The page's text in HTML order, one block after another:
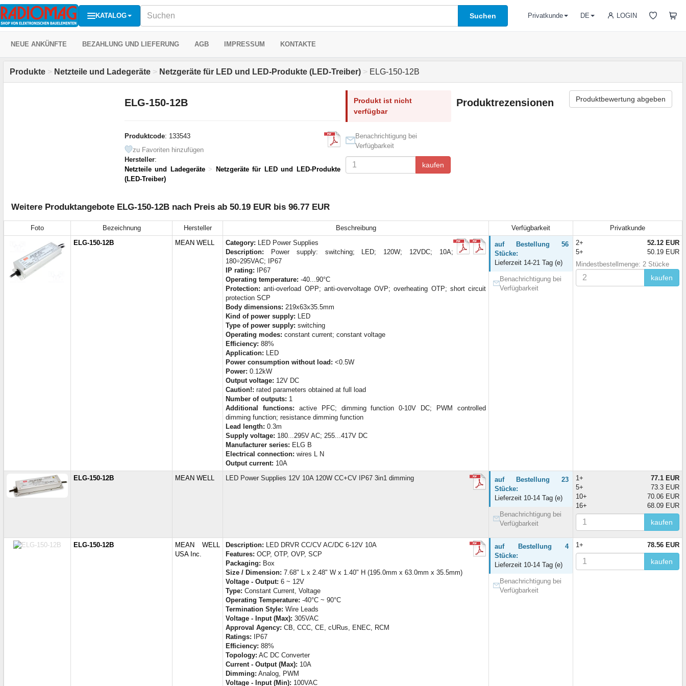
KATALOG Suchen LOGIN
Privatkunde DE
NEUE ANKÜNFTE BEZAHLUNG UND LIEFERUNG AGB IMPRESSUM KONTAKTE
Produkte > Netzteile und Ladegeräte > Netzgeräte für LED und LED-Produkte (LED-Treiber) > ELG-150-12B
ELG-150-12B
Produktcode: 133543
zu Favoriten hinzufügen
Hersteller:
Netzteile und Ladegeräte >
Netzgeräte für LED und LED-Produkte
(LED-Treiber)
Produkt ist nicht
verfügbar
Benachrichtigung bei
Verfügbarkeit
kaufen
Produktrezensionen Produktbewertung abgeben
Weitere Produktangebote ELG-150-12B nach Preis ab 50.19 EUR bis 96.77 EUR
Foto Bezeichnung Hersteller Beschreibung Verfügbarkeit
Privatkunde
ELG-150-12B
MEAN WELL Category: LED Power Supplies
Description: Power supply: switching; LED; 120W; 12VDC; 10A;
180÷295VAC; IP67
IP rating: IP67
Operating temperature: -40...90°C
Protection: anti-overload OPP; anti-overvoltage OVP; overheating OTP; short circuit
protection SCP
Body dimensions: 219x63x35.5mm
Kind of power supply: LED
Type of power supply: switching
Operating modes: constant current; constant voltage
Efficiency: 88%
Application: LED
Power consumption without load: <0.5W
Power: 0.12kW
Output voltage: 12V DC
Caution!: rated parameters obtained at full load
Number of outputs: 1
Additional functions: active PFC; dimming function 0-10V DC; PWM controlled
dimming function; resistance dimming function
Lead length: 0.3m
Supply voltage: 180...295V AC; 255...417V DC
Manufacturer series: ELG B
Electrical connection: wires L N
Output current: 10A
auf Bestellung 56
Stücke:
Lieferzeit 14-21 Tag (e)
Benachrichtigung bei
Verfügbarkeit
2+
52.12 EUR
5+
50.19 EUR
Mindestbestellmenge: 2 Stücke
kaufen
ELG-150-12B MEAN WELL LED Power Supplies 12V 10A 120W CC+CV IP67 3in1 dimming
auf Bestellung 23
Stücke:
Lieferzeit 10-14 Tag (e)
Benachrichtigung bei
Verfügbarkeit
1+
77.1 EUR
5+
73.3 EUR
10+
70.06 EUR
16+
68.09 EUR
kaufen
ELG-150-12B
MEAN WELL
USA Inc.
Description: LED DRVR CC/CV AC/DC 6-12V 10A
Features: OCP, OTP, OVP, SCP
Packaging: Box
Size / Dimension: 7.68" L x 2.48" W x 1.40" H (195.0mm x 63.0mm x 35.5mm)
Voltage - Output: 6 ~ 12V
Type: Constant Current, Voltage
Operating Temperature: -40°C ~ 90°C
Termination Style: Wire Leads
Voltage - Input (Max): 305VAC
Approval Agency: CB, CCC, CE, cURus, ENEC, RCM
Ratings: IP67
Efficiency: 88%
Topology: AC DC Converter
Current - Output (Max): 10A
Dimming: Analog, PWM
Voltage - Input (Min): 100VAC
auf Bestellung 4
Stücke:
Lieferzeit 10-14 Tag (e)
Benachrichtigung bei
Verfügbarkeit
1+ 78.56 EUR
kaufen